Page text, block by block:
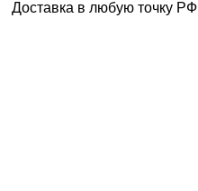
Доставка в любую точку РФ